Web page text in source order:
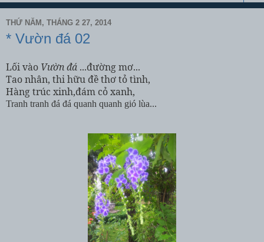
THỨ NĂM, THÁNG 2 27, 2014
* Vườn đá 02
Lối vào Vườn đá ...đường mơ...
Tao nhân, thi hữu đề thơ tỏ tình,
Hàng trúc xinh,đám cỏ xanh,
Tranh tranh đá đá quanh quanh gió lùa...